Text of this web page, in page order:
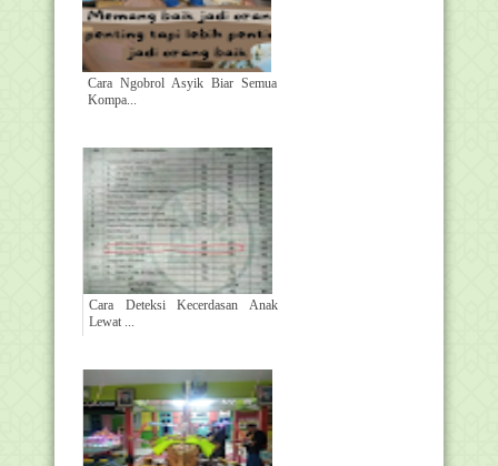
Cara Ngobrol Asyik Biar Semua
Kompa...
Cara Deteksi Kecerdasan Anak
Lewat ...